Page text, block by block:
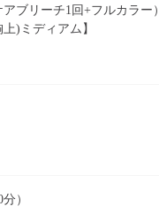
ブリーチ1回+フルカラー）
)ミディアム】
）